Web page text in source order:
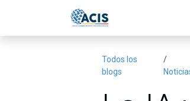
Todos los
blogs